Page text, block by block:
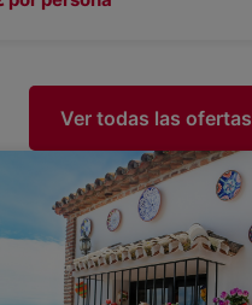
Ver todas las ofertas